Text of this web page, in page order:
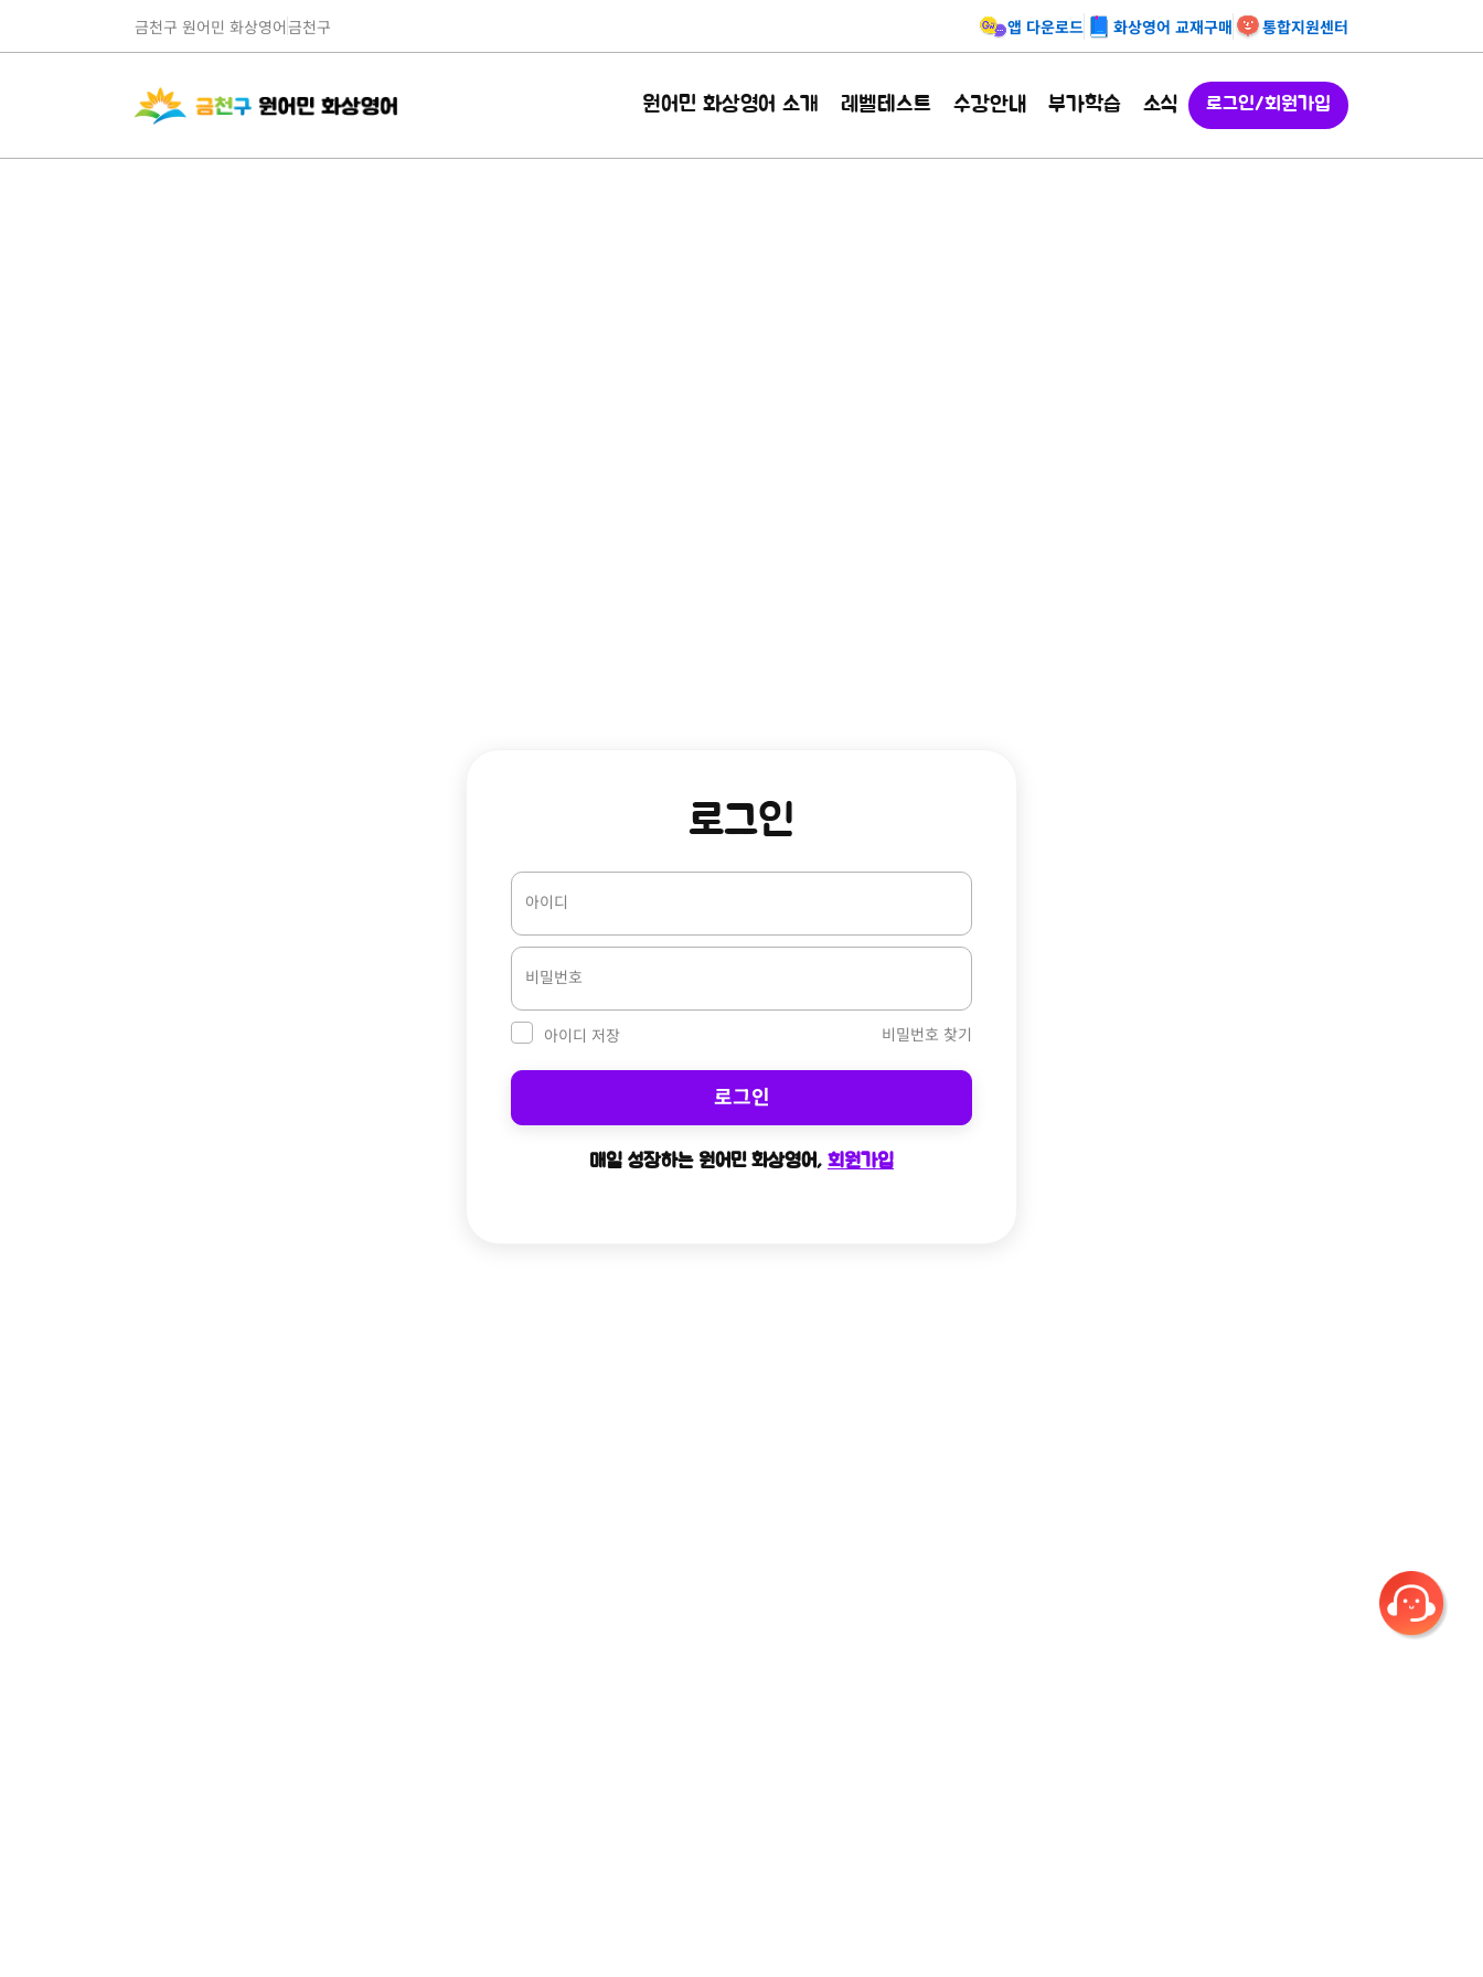
금천구 원어민 화상영어금천구 앱 다운로드 화상영어 교재구매 통합지원센터
원어민 화상영어 소개 레벨테스트 수강안내 부가학습 소식 로그인/회원가입
로그인
아이디
비밀번호
아이디 저장 비밀번호 찾기
로그인
매일 성장하는 원어민 화상영어, 회원가입